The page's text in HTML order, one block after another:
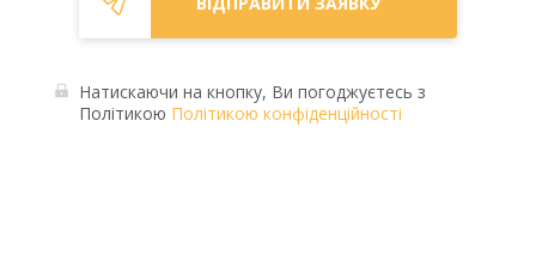
Натискаючи на кнопку, Ви погоджуєтесь з
Політикою Політикою конфіденційності